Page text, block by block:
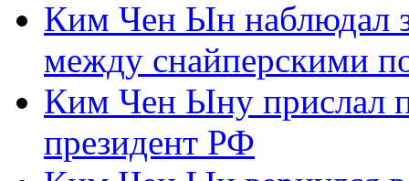
Ким Чен Ын наблюдал
между снайперскими
Ким Чен Ыну прислал
президент РФ